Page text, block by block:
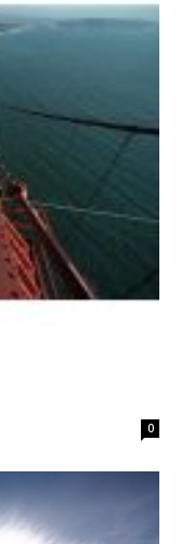
0